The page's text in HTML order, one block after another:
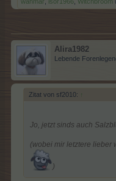
Alira1982
Lebende
Zitat von sf2010: ↑
Jo, jetzt sinds auch
(wobei mir letztere lieber
)